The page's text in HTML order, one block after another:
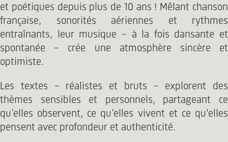
et poétiques depuis plus de 10 ans ! Mêlant chanson
française, sonorités aériennes et rythmes
entraînants, leur musique - à la fois dansante et
spontanée - crée une atmosphère sincère et
optimiste.
Les textes – réalistes et bruts – explorent des
thèmes sensibles et personnels, partageant ce
qu'elles observent, ce qu'elles vivent et ce qu’elles
pensent avec profondeur et authenticité.